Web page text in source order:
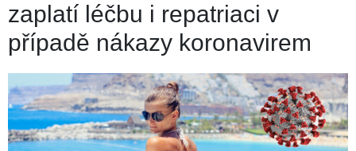
zaplatí léčbu i repatriaci v
případě nákazy koronavirem